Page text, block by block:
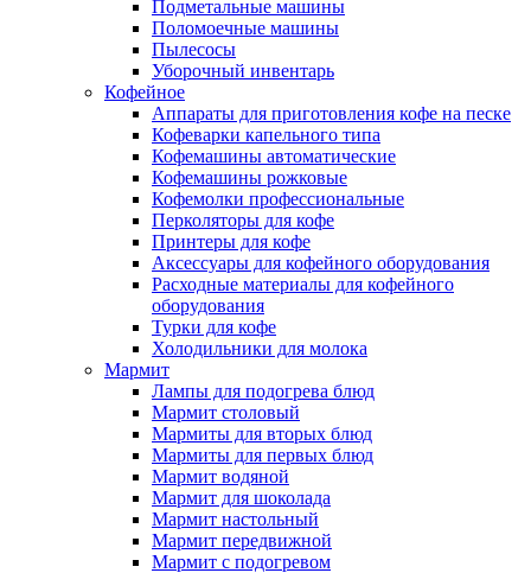
Подметальные машины
Поломоечные машины
Пылесосы
Уборочный инвентарь
Кофейное
Аппараты для приготовления кофе на песке
Кофеварки капельного типа
Кофемашины автоматические
Кофемашины рожковые
Кофемолки профессиональные
Перколяторы для кофе
Принтеры для кофе
Аксессуары для кофейного оборудования
Расходные материалы для кофейного
оборудования
Турки для кофе
Холодильники для молока
Мармит
Лампы для подогрева блюд
Мармит столовый
Мармиты для вторых блюд
Мармиты для первых блюд
Мармит водяной
Мармит для шоколада
Мармит настольный
Мармит передвижной
Мармит с подогревом